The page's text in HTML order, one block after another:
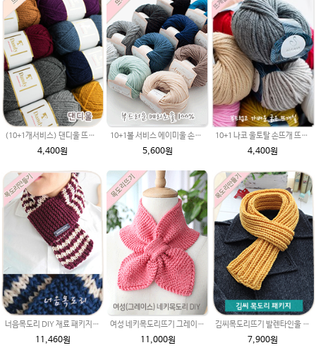
(10+1개서비스) 댄디울 뜨개실/목도리실/목도리털실/가볍고 부드러운 굵은털실/울혼방사/프리미어울
4,400원
10+1볼 서비스 에이미울 손뜨개실(털실,뜨게질실) 뜨개실 스마일러브 아기실
5,600원
10+1 나코 울토탈 손뜨개 뜨개질 굵은뜨개실 나코메가 굵은털실(털실,뜨게질실) 동대문 뜨게실
4,400원
너음목도리 DIY 재료 패키지/가터뜨기 + 2코 고무단 목도리뜨기/성인목도리뜨개질/부드러운 뜨개실 털실로 제작
11,460원
여성 네키목도리뜨기 그레이스메리노울 뜨개실 2볼 DIY
11,000원
김씨목도리뜨기 발렌타인울 DIY 재료 패키지/남여 커플목도리뜨개질 굵은털실 김C변형고무뜨기목도리/목도리만들기/뜨개질목도리
7,900원